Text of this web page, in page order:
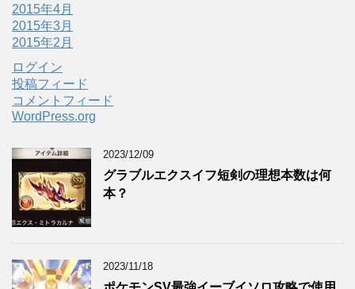
2015年4月
2015年3月
2015年2月
ログイン
投稿フィード
コメントフィード
WordPress.org
2023/12/09
グラブルエクスイフ短剣の理想本数は何
本？
2023/11/18